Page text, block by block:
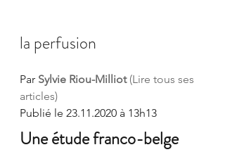
la perfusion
Par Sylvie Riou-Milliot (Lire tous ses
articles)
Publié le 23.11.2020 à 13h13
Une étude franco-belge